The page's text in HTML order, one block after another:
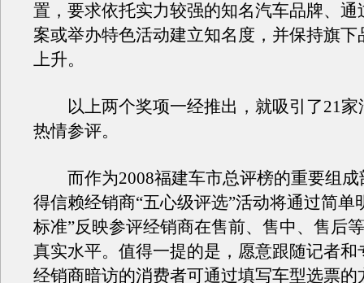
置，要求依托实力较强的知名汽车品牌、通
案或举办特色活动建立知名度，并保持旗下
上升。
以上两个奖项一经推出，就吸引了21家
热情参评。
而作为2008福建车市总评榜的重要组成
得信赖经销商“五心级评选”活动将通过简单
标准”反映参评经销商在售前、售中、售后
真实水平。值得一提的是，愿意跟随记者和
经销商暗访的消费者可通过填写车型选票的